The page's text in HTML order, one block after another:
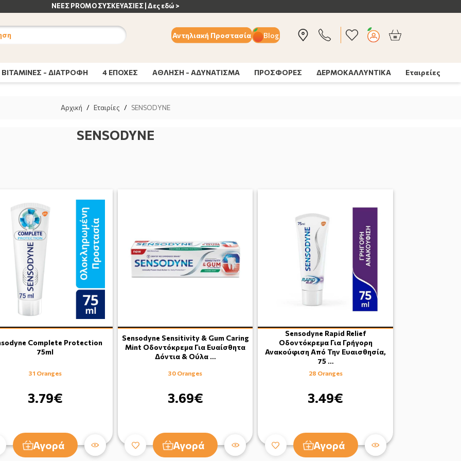
Αντηλιακή Προστασία Blog
ΒΙΤΑΜΙΝΕΣ - ΔΙΑΤΡΟΦΗ 4 ΕΠΟΧΕΣ ΑΘΛΗΣΗ - ΑΔΥΝΑΤΙΣΜΑ ΠΡΟΣΦΟΡΕΣ ΔΕΡΜΟΚΑΛΛΥΝΤΙΚΑ Εταιρείες
Αρχική / Εταιρίες / SENSODYNE
SENSODYNE
Complete Protection
75ml
31 Oranges
3.79€
Αγορά
Sensodyne Sensitivity & Gum Caring
Mint Οδοντόκρεμα Για Ευαίσθητα
Δόντια & Ούλα …
30 Oranges
3.69€
Αγορά
Sensodyne Rapid Relief
Οδοντόκρεμα Για Γρήγορη
Ανακούφιση Από Την Ευαισθησία,
75 …
28 Oranges
3.49€
Αγορά